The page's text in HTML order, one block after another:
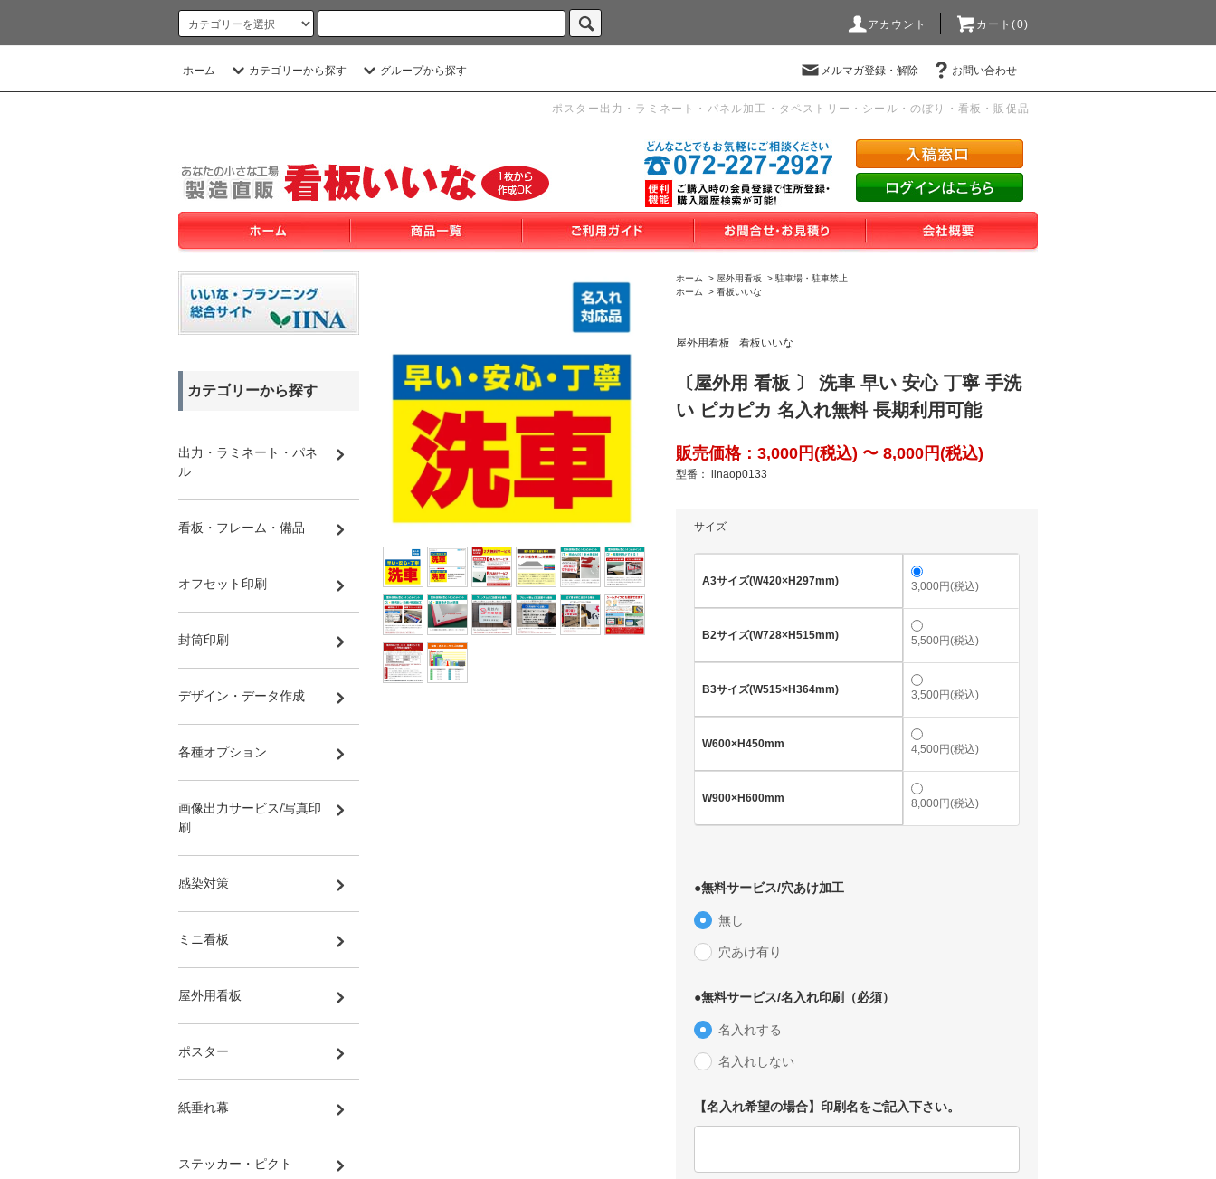
アカウント カート(0)
ホーム カテゴリーから探す グループから探す メルマガ登録・解除 お問い合わせ
ポスター出力・ラミネート・パネル加工・タペストリー・シール・のぼり・看板・販促品
ホーム > 屋外用看板 > 駐車場・駐車禁止
ホーム
> 看板いいな
屋外用看板 看板いいな
〔屋外用 看板 〕 洗車 早い 安心 丁寧 手洗
い ピカピカ 名入れ無料 長期利用可能
販売価格：3,000円(税込) 〜 8,000円(税込)
型番： iinaop0133
サイズ
A3サイズ(W420×H297mm) 3,000円(税込)
B2サイズ(W728×H515mm) 5,500円(税込)
B3サイズ(W515×H364mm) 3,500円(税込)
W600×H450mm 4,500円(税込)
W900×H600mm 8,000円(税込)
●無料サービス/穴あけ加工
無し
穴あけ有り
●無料サービス/名入れ印刷（必須）
名入れする
名入れしない
【名入れ希望の場合】印刷名をご記入下さい。
カテゴリーから探す
出力・ラミネート・パネ
ル
看板・フレーム・備品
オフセット印刷
封筒印刷
デザイン・データ作成
各種オプション
画像出力サービス/写真印
刷
感染対策
ミニ看板
屋外用看板
ポスター
紙垂れ幕
ステッカー・ピクト